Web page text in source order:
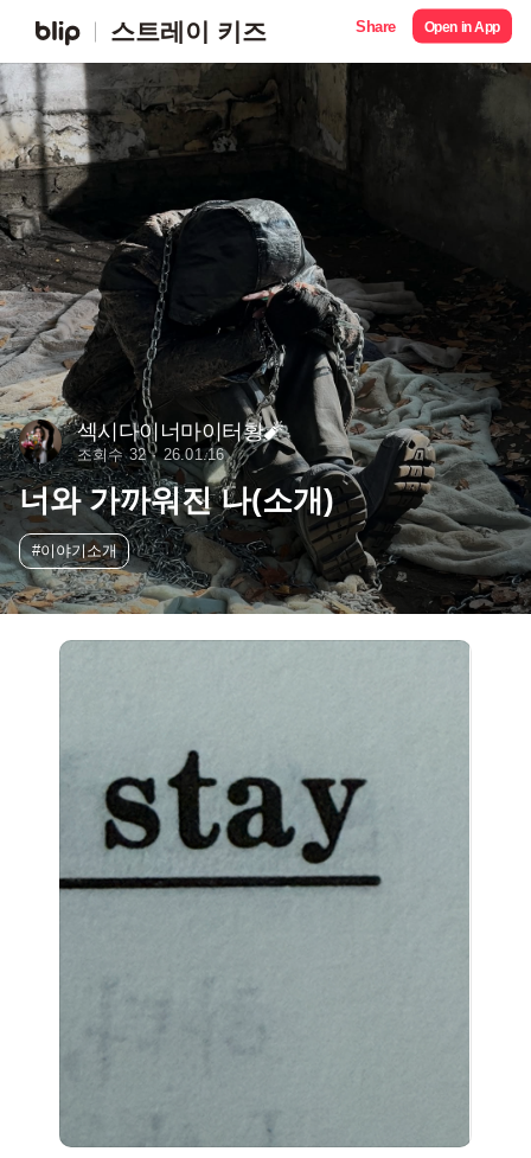
스트레이 키즈 Share Open in App
섹시다이너마이터황🧨
조회수 32 26.01.16
너와 가까워진 나(소개)
#이야기소개